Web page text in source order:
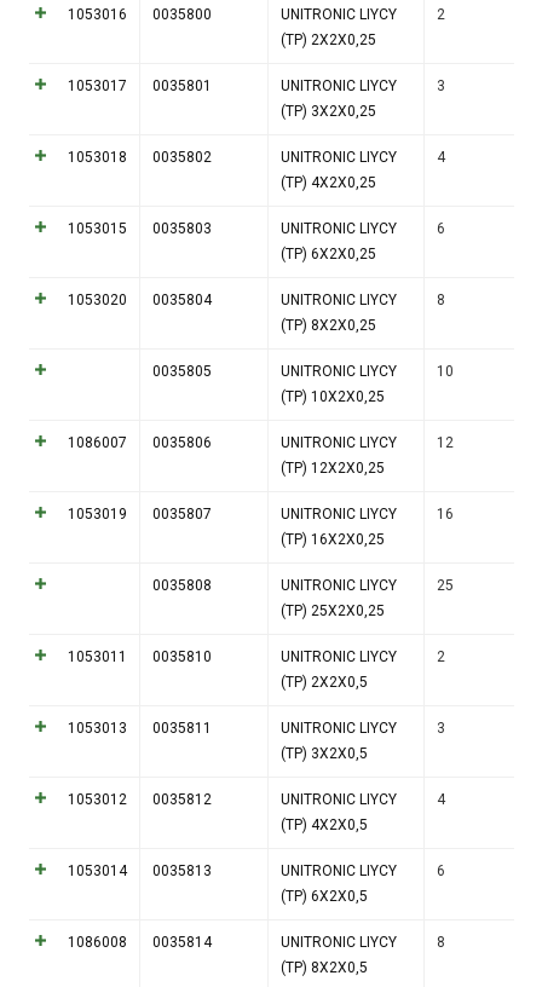
1053016 0035800
UNITRONIC LIYCY
(TP) 2X2X0,25
2
1053017 0035801
UNITRONIC LIYCY
(TP) 3X2X0,25
3
1053018 0035802
UNITRONIC LIYCY
(TP) 4X2X0,25
4
1053015 0035803
UNITRONIC LIYCY
(TP) 6X2X0,25
6
1053020 0035804
UNITRONIC LIYCY
(TP) 8X2X0,25
8
0035805
UNITRONIC LIYCY
(TP) 10X2X0,25
10
1086007 0035806
UNITRONIC LIYCY
(TP) 12X2X0,25
12
1053019 0035807
UNITRONIC LIYCY
(TP) 16X2X0,25
16
0035808
UNITRONIC LIYCY
(TP) 25X2X0,25
25
1053011 0035810
UNITRONIC LIYCY
(TP) 2X2X0,5
2
1053013 0035811
UNITRONIC LIYCY
(TP) 3X2X0,5
3
1053012 0035812
UNITRONIC LIYCY
(TP) 4X2X0,5
4
1053014 0035813
UNITRONIC LIYCY
(TP) 6X2X0,5
6
1086008 0035814
UNITRONIC LIYCY
(TP) 8X2X0,5
8